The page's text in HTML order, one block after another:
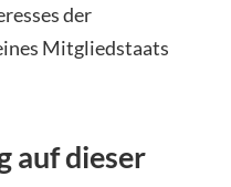
der
Mitgliedstaats
auf dieser